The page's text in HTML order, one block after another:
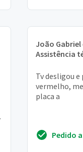
João Gabriel
Assistência
Tv desligou e
vermelho,
placa a
Pedido